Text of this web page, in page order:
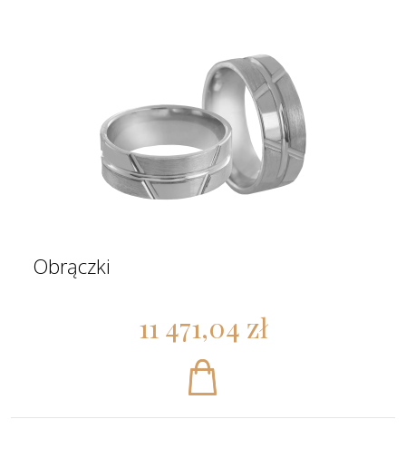
Obrączki
11 471,04 zł